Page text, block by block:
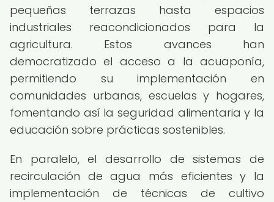
pequeñas terrazas hasta espacios
industriales reacondicionados para la
agricultura. Estos avances han
democratizado el acceso a la acuaponía,
permitiendo su implementación en
comunidades urbanas, escuelas y hogares,
fomentando así la seguridad alimentaria y la
educación sobre prácticas sostenibles.
En paralelo, el desarrollo de sistemas de
recirculación de agua más eficientes y la
implementación de técnicas de cultivo